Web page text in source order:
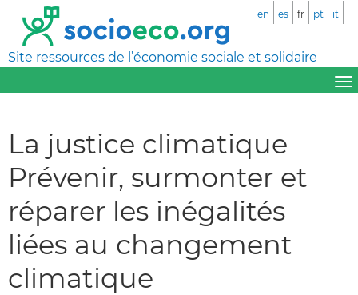
Site ressources de l’économie sociale et solidaire
en es fr pt it
La justice climatique
Prévenir, surmonter et
réparer les inégalités
liées au changement
climatique